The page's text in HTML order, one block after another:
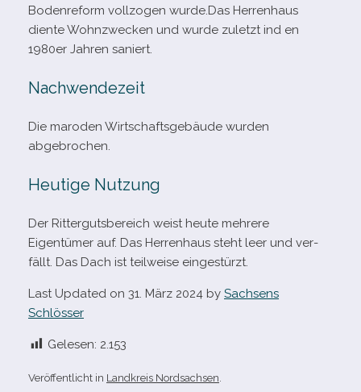
Bodenreform voll­zo­gen wurde.Das Herrenhaus
diente Wohnzwecken und wurde zuletzt ind en
1980er Jahren saniert.
Nachwendezeit
Die maro­den Wirtschaftsgebäude wur­den
abgebrochen.
Heutige Nutzung
Der Rittergutsbereich weist heute meh­rere
Eigentümer auf. Das Herrenhaus steht leer und ver­
fällt. Das Dach ist teil­weise eingestürzt.
Last Updated on 31. März 2024 by Sachsens
Schlösser
Gelesen: 2.153
Veröffentlicht in Landkreis Nordsachsen